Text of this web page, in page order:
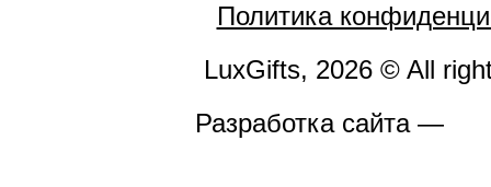
Политика
LuxGifts, 2026 © All
Разработка сайта —